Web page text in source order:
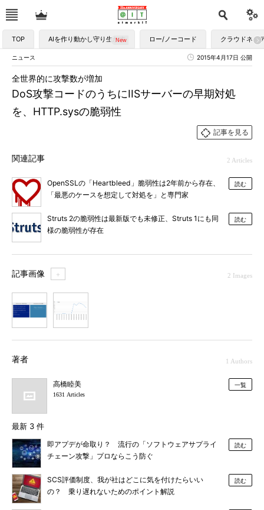
TOP AIを作り動かし守り生かす ロー/ノーコード クラウドネイ
ニュース 2015年4月17日 公開
DoS攻撃コードのうちにIISサーバーの早期対処
を、HTTP.sysの脆弱性
全世界的に攻撃数が増加
記事を見る
関連記事 2 Articles
OpenSSLの「Heartbleed」脆弱性は2年前から存在、
「最悪のケースを想定して対処を」と専門家
読む
Struts 2の脆弱性は最新版でも未修正、Struts 1にも同
様の脆弱性が存在
読む
記事画像 ＋ 2 Images
著者 1 Authors
高橋睦美
1631 Articles
一覧
最新 3 件
即アプデが命取り？ 流行の「ソフトウェアサプライ
チェーン攻撃」プロならこう防ぐ
読む
SCS評価制度、我が社はどこに気を付けたらいい
の？ 乗り遅れないためのポイント解説
読む